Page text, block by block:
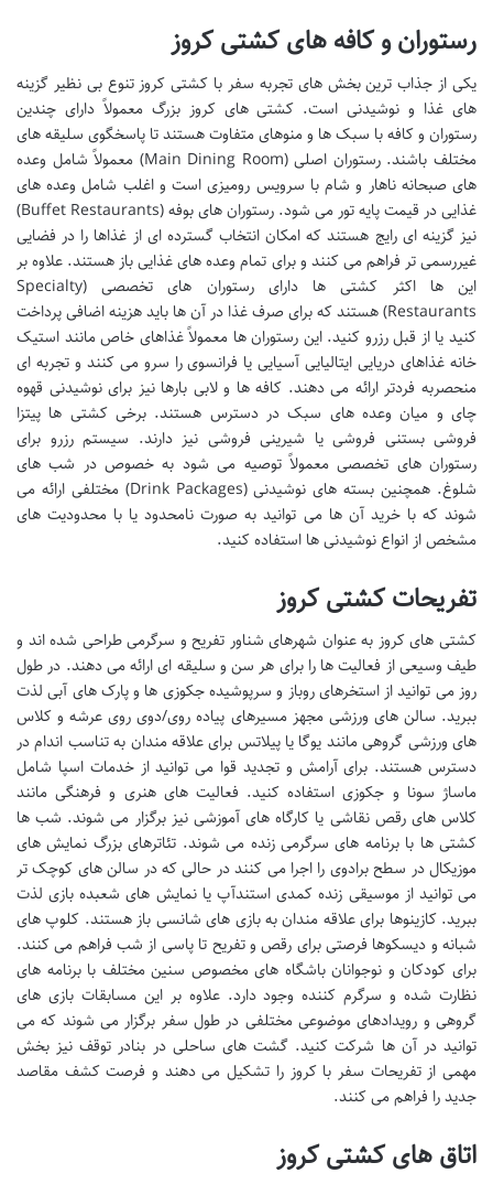
رستوران و کافه های کشتی کروز
یکی از جذاب ترین بخش های تجربه سفر با کشتی کروز تنوع بی نظیر گزینه
های غذا و نوشیدنی است. کشتی های کروز بزرگ معمولاً دارای چندین
رستوران و کافه با سبک ها و منوهای متفاوت هستند تا پاسخگوی سلیقه های
مختلف باشند. رستوران اصلی (Main Dining Room) معمولاً شامل وعده
های صبحانه ناهار و شام با سرویس رومیزی است و اغلب شامل وعده های
غذایی در قیمت پایه تور می شود. رستوران های بوفه (Buffet Restaurants)
نیز گزینه ای رایج هستند که امکان انتخاب گسترده ای از غذاها را در فضایی
غیررسمی تر فراهم می کنند و برای تمام وعده های غذایی باز هستند. علاوه بر
این ها اکثر کشتی ها دارای رستوران های تخصصی (Specialty
Restaurants) هستند که برای صرف غذا در آن ها باید هزینه اضافی پرداخت
کنید یا از قبل رزرو کنید. این رستوران ها معمولاً غذاهای خاص مانند استیک
خانه غذاهای دریایی ایتالیایی آسیایی یا فرانسوی را سرو می کنند و تجربه ای
منحصربه فردتر ارائه می دهند. کافه ها و لابی بارها نیز برای نوشیدنی قهوه
چای و میان وعده های سبک در دسترس هستند. برخی کشتی ها پیتزا
فروشی بستنی فروشی یا شیرینی فروشی نیز دارند. سیستم رزرو برای
رستوران های تخصصی معمولاً توصیه می شود به خصوص در شب های
شلوغ. همچنین بسته های نوشیدنی (Drink Packages) مختلفی ارائه می
شوند که با خرید آن ها می توانید به صورت نامحدود یا با محدودیت های
مشخص از انواع نوشیدنی ها استفاده کنید.
تفریحات کشتی کروز
کشتی های کروز به عنوان شهرهای شناور تفریح و سرگرمی طراحی شده اند و
طیف وسیعی از فعالیت ها را برای هر سن و سلیقه ای ارائه می دهند. در طول
روز می توانید از استخرهای روباز و سرپوشیده جکوزی ها و پارک های آبی لذت
ببرید. سالن های ورزشی مجهز مسیرهای پیاده روی/دوی روی عرشه و کلاس
های ورزشی گروهی مانند یوگا یا پیلاتس برای علاقه مندان به تناسب اندام در
دسترس هستند. برای آرامش و تجدید قوا می توانید از خدمات اسپا شامل
ماساژ سونا و جکوزی استفاده کنید. فعالیت های هنری و فرهنگی مانند
کلاس های رقص نقاشی یا کارگاه های آموزشی نیز برگزار می شوند. شب ها
کشتی ها با برنامه های سرگرمی زنده می شوند. تئاترهای بزرگ نمایش های
موزیکال در سطح برادوی را اجرا می کنند در حالی که در سالن های کوچک تر
می توانید از موسیقی زنده کمدی استندآپ یا نمایش های شعبده بازی لذت
ببرید. کازینوها برای علاقه مندان به بازی های شانسی باز هستند. کلوپ های
شبانه و دیسکوها فرصتی برای رقص و تفریح تا پاسی از شب فراهم می کنند.
برای کودکان و نوجوانان باشگاه های مخصوص سنین مختلف با برنامه های
نظارت شده و سرگرم کننده وجود دارد. علاوه بر این مسابقات بازی های
گروهی و رویدادهای موضوعی مختلفی در طول سفر برگزار می شوند که می
توانید در آن ها شرکت کنید. گشت های ساحلی در بنادر توقف نیز بخش
مهمی از تفریحات سفر با کروز را تشکیل می دهند و فرصت کشف مقاصد
جدید را فراهم می کنند.
اتاق های کشتی کروز